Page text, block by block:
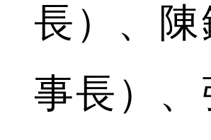
長）、
事長）